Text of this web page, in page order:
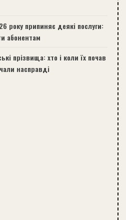
року припиняє деякі послуги:
абонентам
прізвища: хто і коли їх почав
насправді